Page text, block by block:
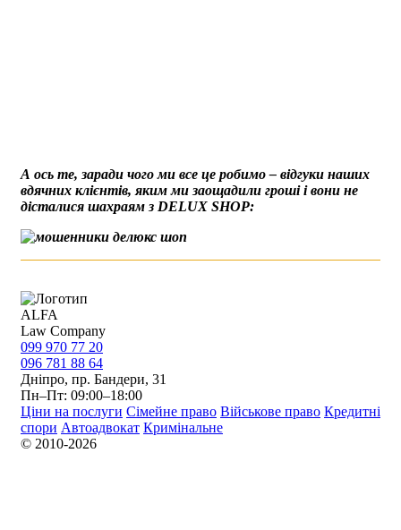
А ось те, заради чого ми все це робимо – відгуки наших
вдячних клієнтів, яким ми заощадили гроші і вони не
дісталися шахраям з DELUX SHOP:
ALFA
Law Company
099 970 77 20
096 781 88 64
Дніпро, пр. Бандери, 31
Пн–Пт: 09:00–18:00
Ціни на послуги Сімейне право Військове право Кредитні
спори Автоадвокат Кримінальне
© 2010-2026